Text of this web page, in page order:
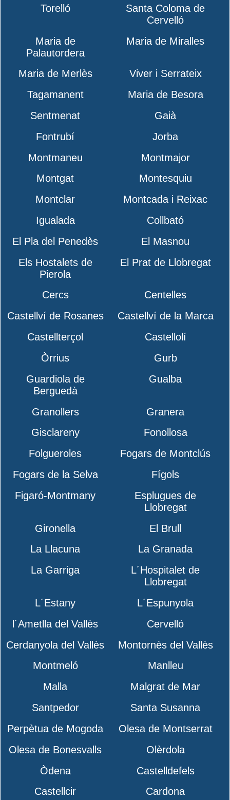
Torelló
Santa Coloma de
Cervelló
Maria de
Palautordera
Maria de Miralles
Maria de Merlès
Viver i Serrateix
Tagamanent
Maria de Besora
Sentmenat
Gaià
Fontrubí
Jorba
Montmaneu
Montmajor
Montgat
Montesquiu
Montclar
Montcada i Reixac
Igualada
Collbató
El Pla del Penedès
El Masnou
Els Hostalets de
Pierola
El Prat de Llobregat
Cercs
Centelles
Castellví de Rosanes
Castellví de la Marca
Castellterçol
Castellolí
Òrrius
Gurb
Guardiola de
Berguedà
Gualba
Granollers
Granera
Gisclareny
Fonollosa
Folgueroles
Fogars de Montclús
Fogars de la Selva
Fígols
Figaró-Montmany
Esplugues de
Llobregat
Gironella
El Brull
La Llacuna
La Granada
La Garriga
L´Hospitalet de
Llobregat
L´Estany
L´Espunyola
l´Ametlla del Vallès
Cervelló
Cerdanyola del Vallès
Montornès del Vallès
Montmeló
Manlleu
Malla
Malgrat de Mar
Santpedor
Santa Susanna
Perpètua de Mogoda
Olesa de Montserrat
Olesa de Bonesvalls
Olèrdola
Òdena
Castelldefels
Castellcir
Cardona